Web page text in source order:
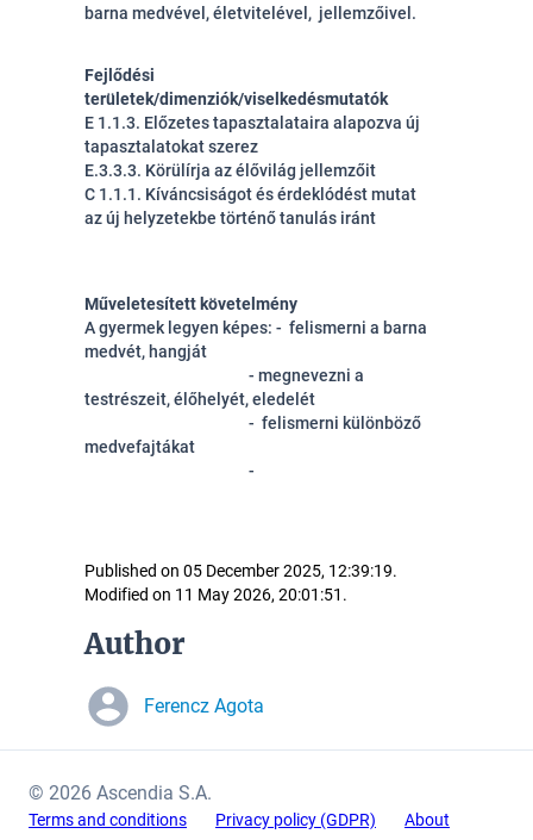
barna medvével, életvitelével, jellemzőivel.
Fejlődési
területek/dimenziók/viselkedésmutatók
E 1.1.3. Előzetes tapasztalataira alapozva új
tapasztalatokat szerez
E.3.3.3. Körülírja az élővilág jellemzőit
C 1.1.1. Kíváncsiságot és érdeklódést mutat
az új helyzetekbe történő tanulás iránt
Műveletesített követelmény
A gyermek legyen képes: - felismerni a barna
medvét, hangját
- megnevezni a
testrészeit, élőhelyét, eledelét
- felismerni különböző
medvefajtákat
-
Published on 05 December 2025, 12:39:19.
Modified on 11 May 2026, 20:01:51.
Author
Ferencz Agota
© 2026 Ascendia S.A.
Terms and conditions Privacy policy (GDPR) About